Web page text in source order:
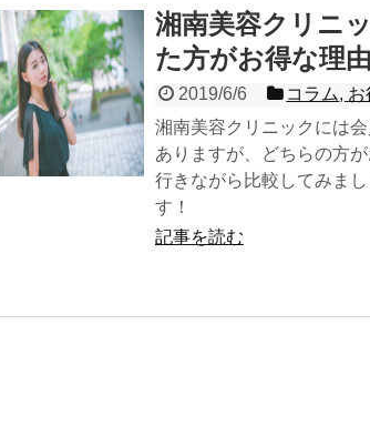
湘南美容クリニ
た方がお得な理由
2019/6/6 コラム, お
湘南美容クリニックには
ありますが、どちらの方
行きながら比較してみま
す！
記事を読む